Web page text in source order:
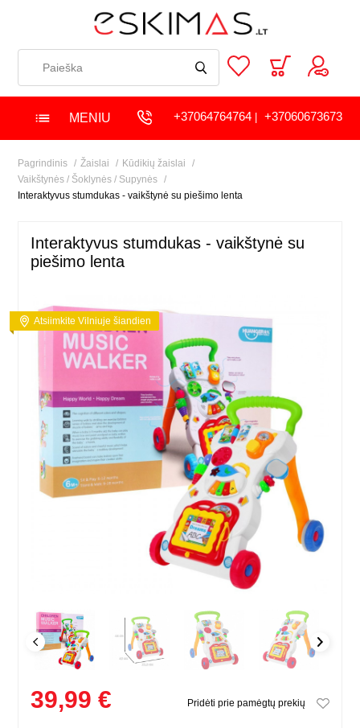
MENIU +37064764764| +37060673673
Pagrindinis Žaislai
Kūdikių žaislai
Vaikštynės / Šoklynės / Supynės
Interaktyvus stumdukas - vaikštynė su piešimo lenta
Interaktyvus stumdukas - vaikštynė su
piešimo lenta
Atsiimkite Vilniuje šiandien
39,99 € Pridėti prie pamėgtų prekių